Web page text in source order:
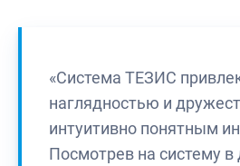
«Система ТЕЗИС
наглядностью и
интуитивно понятным
Посмотрев на систему